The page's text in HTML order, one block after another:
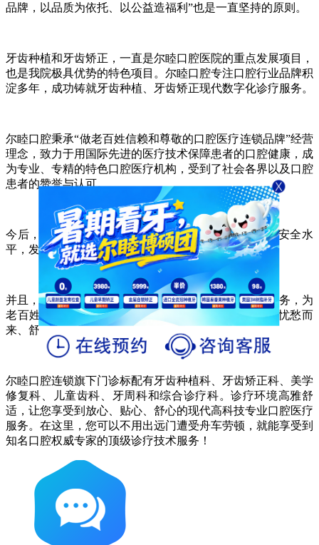
品牌，以品质为依托、以公益造福利”也是一直坚持的原则。
牙齿种植和牙齿矫正，一直是尔睦口腔医院的重点发展项目，
也是我院极具优势的特色项目。尔睦口腔专注口腔行业品牌积
淀多年，成功铸就牙齿种植、牙齿矫正现代数字化诊疗服务。
尔睦口腔秉承“做老百姓信赖和尊敬的口腔医疗连锁品牌”经营
理念，致力于用国际先进的医疗技术保障患者的口腔健康，成
为专业、专精的特色口腔医疗机构，受到了社会各界以及口腔
患者的赞誉与认可。
今后，尔睦口腔将继续不断地完善和提升医疗质量和安全水
平，发挥示范带动作用，引领囗腔行业的诊疗标杆。
并且，也会以更加严谨的医疗理念，更加优质的医疗服务，为
老百姓带来更好的口腔诊疗体验，让每一位牙科患者忧愁而
来、舒心而归。
尔睦口腔连锁旗下门诊标配有牙齿种植科、牙齿矫正科、美学
修复科、儿童齿科、牙周科和综合诊疗科。诊疗环境高雅舒
适，让您享受到放心、贴心、舒心的现代高科技专业口腔医疗
服务。在这里，您可以不用出远门遭受舟车劳顿，就能享受到
知名口腔权威专家的顶级诊疗技术服务！